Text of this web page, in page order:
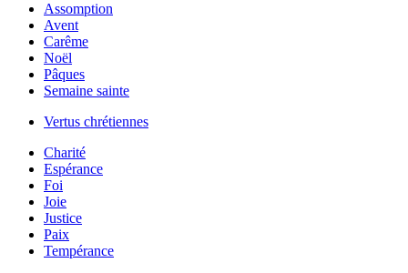
Assomption
Avent
Carême
Noël
Pâques
Semaine sainte
Vertus chrétiennes
Charité
Espérance
Foi
Joie
Justice
Paix
Tempérance